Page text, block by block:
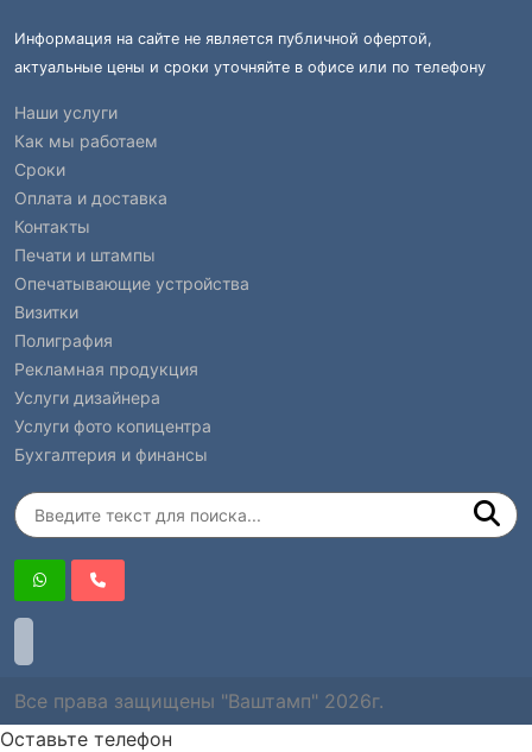
Информация на сайте не является публичной офертой,
актуальные цены и сроки уточняйте в офисе или по телефону
Наши услуги
Как мы работаем
Сроки
Оплата и доставка
Контакты
Печати и штампы
Опечатывающие устройства
Визитки
Полиграфия
Рекламная продукция
Услуги дизайнера
Услуги фото копицентра
Бухгалтерия и финансы
Все права защищены "Ваштамп" 2026г.
Оставьте телефон